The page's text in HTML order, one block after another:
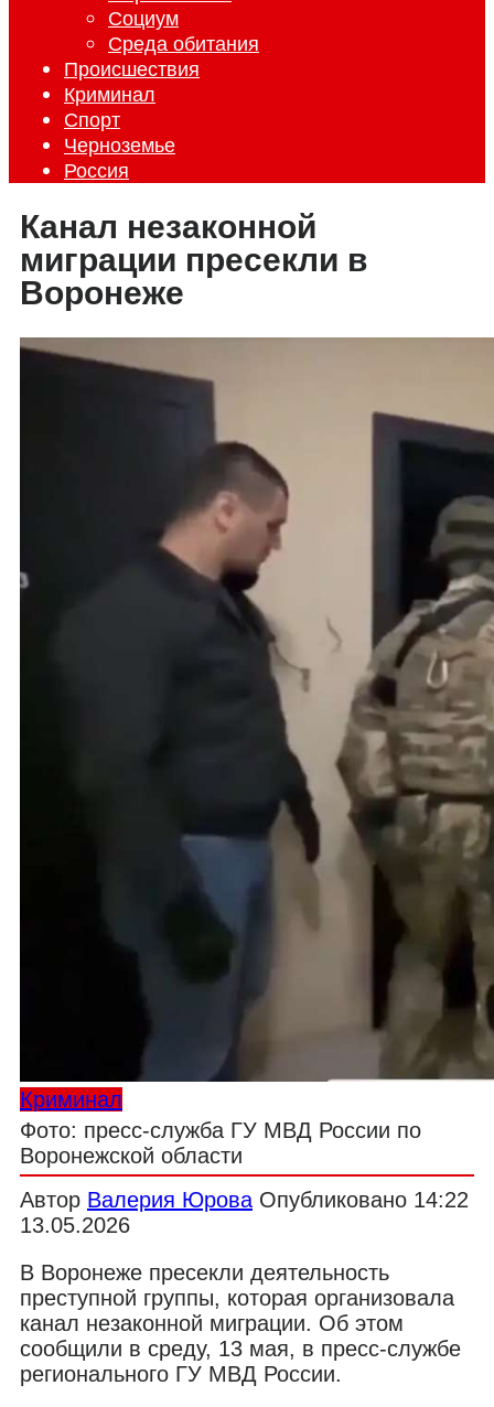
Социум
Среда обитания
Происшествия
Криминал
Спорт
Черноземье
Россия
Канал незаконной
миграции пресекли в
Воронеже
Криминал
Фото: пресс-служба ГУ МВД России по
Воронежской области
Автор Валерия Юрова Опубликовано 14:22
13.05.2026
В Воронеже пресекли деятельность
преступной группы, которая организовала
канал незаконной миграции. Об этом
сообщили в среду, 13 мая, в пресс-службе
регионального ГУ МВД России.